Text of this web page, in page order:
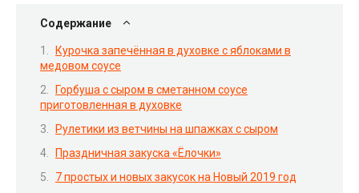
Содержание
Курочка запечённая в духовке с яблоками в
медовом соусе
Горбуша с сыром в сметанном соусе
приготовленная в духовке
Рулетики из ветчины на шпажках с сыром
Праздничная закуска «Ёлочки»
7 простых и новых закусок на Новый 2019 год